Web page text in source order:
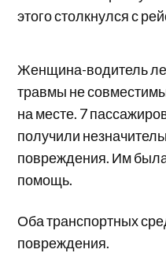
этого столкнулся с
Женщина-водитель
травмы не
на месте. 7
получили
повреждения. Им
помощь.
Оба транспортных
повреждения.